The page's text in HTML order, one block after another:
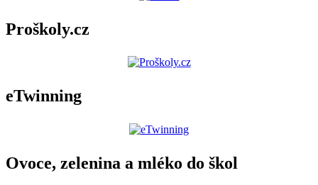
Proškoly.cz
eTwinning
Ovoce, zelenina a mléko do škol